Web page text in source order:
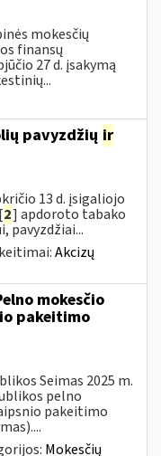
mokesčių
finansų
27 d. įsakymą
pavyzdžių ir
13 d. įsigaliojo
2] apdoroto tabako
pavyzdžiai...
Akcizų
mokesčio
pakeitimo
Seimas 2025 m.
pelno
pakeitimo
Mokesčių